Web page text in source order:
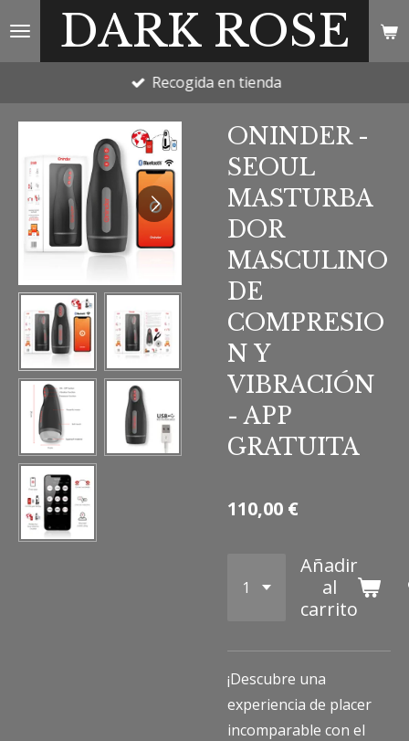
DARK ROSE
Recogida en tienda
ONINDER -
SEOUL
MASTURBA
DOR
MASCULINO
DE
COMPRESIO
N Y
VIBRACIÓN
- APP
GRATUITA
110,00 €
Añadir
al
carrito
¡Descubre una
experiencia de placer
incomparable con el